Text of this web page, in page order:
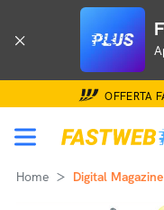
OFFERTA
Home Digital Magazine